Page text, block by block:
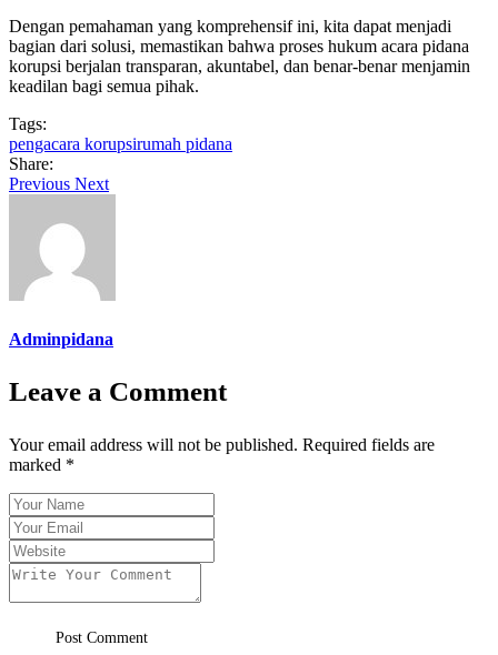
Dengan pemahaman yang komprehensif ini, kita dapat menjadi
bagian dari solusi, memastikan bahwa proses hukum acara pidana
korupsi berjalan transparan, akuntabel, dan benar-benar menjamin
keadilan bagi semua pihak.
Tags:
pengacara korupsirumah pidana
Share:
Previous Next
Adminpidana
Leave a Comment
Your email address will not be published. Required fields are
marked *
Post Comment